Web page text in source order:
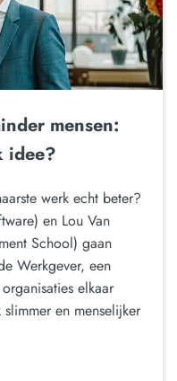
mensen:
idee?
werk echt beter?
en Lou Van
School) gaan
Werkgever, een
elkaar
en menselijker